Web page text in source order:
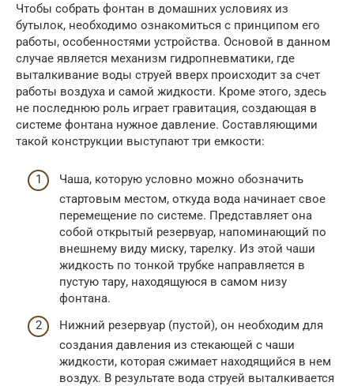
Чтобы собрать фонтан в домашних условиях из
бутылок, необходимо ознакомиться с принципом его
работы, особенностями устройства. Основой в данном
случае является механизм гидропневматики, где
выталкивание воды струей вверх происходит за счет
работы воздуха и самой жидкости. Кроме этого, здесь
не последнюю роль играет гравитация, создающая в
системе фонтана нужное давление. Составляющими
такой конструкции выступают три емкости:
Чаша, которую условно можно обозначить
стартовым местом, откуда вода начинает свое
перемещение по системе. Представляет она
собой открытый резервуар, напоминающий по
внешнему виду миску, тарелку. Из этой чаши
жидкость по тонкой трубке направляется в
пустую тару, находящуюся в самом низу
фонтана.
Нижний резервуар (пустой), он необходим для
создания давления из стекающей с чаши
жидкости, которая сжимает находящийся в нем
воздух. В результате вода струей выталкивается